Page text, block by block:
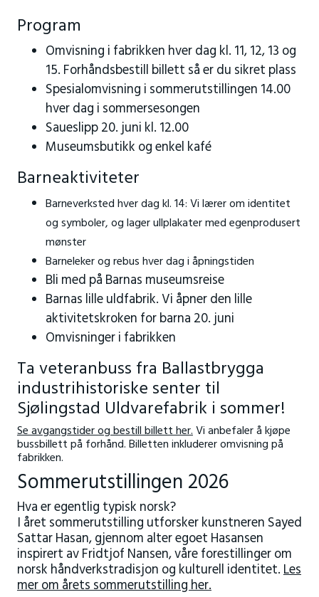
Program
Omvisning i fabrikken hver dag kl. 11, 12, 13 og
15. Forhåndsbestill billett så er du sikret plass
Spesialomvisning i sommerutstillingen 14.00
hver dag i sommersesongen
Saueslipp 20. juni kl. 12.00
Museumsbutikk og enkel kafé
Barneaktiviteter
Barneverksted hver dagkl. 14: Vi lærer om identitet
og symboler, og lager ullplakater med egenprodusert
mønster
Barneleker og rebus hver dag i åpningstiden
Bli med på Barnas museumsreise
Barnas lille uldfabrik. Vi åpner den lille
aktivitetskroken for barna 20. juni
Omvisninger i fabrikken
Ta veteranbuss fra Ballastbrygga
industrihistoriske senter til
Sjølingstad Uldvarefabrik i sommer!
Se avgangstider og bestill billett her.Vi anbefaler å kjøpe
bussbillett på forhånd. Billetten inkluderer omvisning på
fabrikken.
Sommerutstillingen 2026
Hva er egentlig typisk norsk?
I året sommerutstilling utforsker kunstneren Sayed
Sattar Hasan, gjennom alter egoet Hasansen
inspirert av Fridtjof Nansen, våre forestillinger om
norsk håndverkstradisjon og kulturell identitet.Les
mer om årets sommerutstilling her.